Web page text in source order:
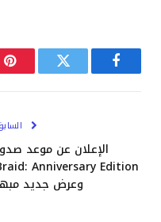
فيسبوكتويتر
الإعلان عن موعد
Anniversary Edition
وعرض جديد